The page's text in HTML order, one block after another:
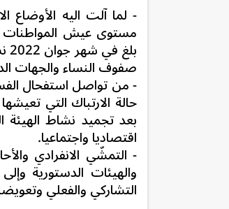
- لما آلت اليه الأوضاع
مستوى عيش المواطنات
صفوف النساء والجهات
- من تواصل استفحال
بعد تجميد نشاط
اقتصاديا واجتماعيا.
- التمشّي الانفرادي
والهيئات الدستورية
التشاركي والفعلي